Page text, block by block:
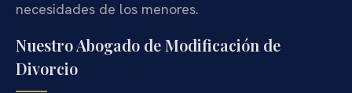
necesidades de los menores.
Nuestro Abogado de Modificación de
Divorcio